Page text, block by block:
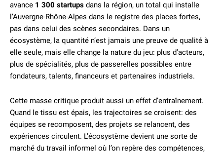
avance 1 300 startups dans la région, un total qui installe
l’Auvergne-Rhône-Alpes dans le registre des places fortes,
pas dans celui des scènes secondaires. Dans un
écosystème, la quantité n’est jamais une preuve de qualité à
elle seule, mais elle change la nature du jeu: plus d’acteurs,
plus de spécialités, plus de passerelles possibles entre
fondateurs, talents, financeurs et partenaires industriels.
Cette masse critique produit aussi un effet d’entraînement.
Quand le tissu est épais, les trajectoires se croisent: des
équipes se recomposent, des projets se relancent, des
expériences circulent. L’écosystème devient une sorte de
marché du travail informel où l’on repère des compétences,